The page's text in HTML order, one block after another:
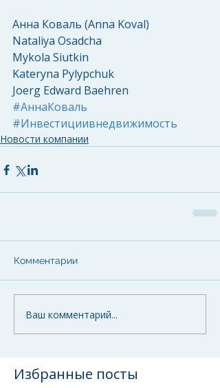
Анна Коваль (Anna Koval)
Nataliya Osadcha
Mykola Siutkin
Kateryna Pylypchuk
Joerg Edward Baehren
#АннаКоваль
#Инвестициивнедвижимость
Новости компании
Комментарии
Ваш комментарий...
Избранные посты